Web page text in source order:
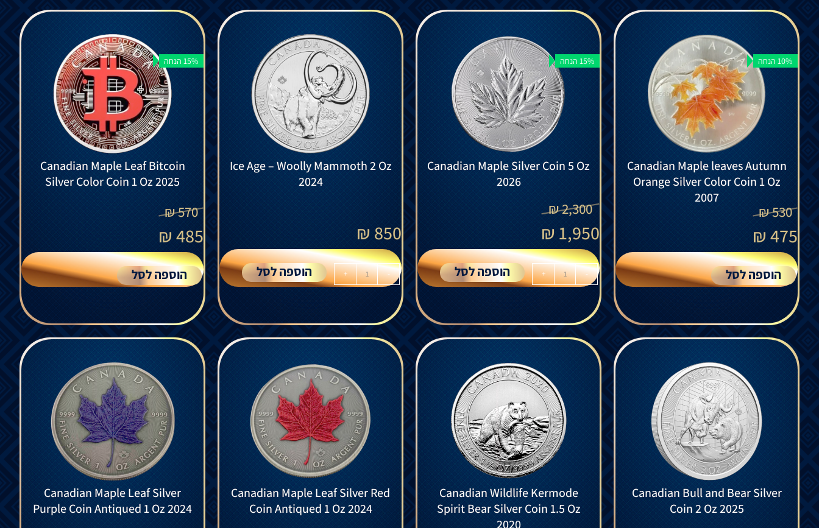
10% הנחה
Canadian Maple leaves Autumn
Orange Silver Color Coin 1 Oz
2007
530
₪
475
₪
הוספה לסל
15% הנחה
Canadian Maple Silver Coin 5 Oz
2026
2,300
₪
1,950
₪
-
+ הוספה לסל
Ice Age – Woolly Mammoth 2 Oz
2024
850
₪
-
+ הוספה לסל
15% הנחה
Canadian Maple Leaf Bitcoin
Silver Color Coin 1 Oz 2025
570
₪
485
₪
הוספה לסל
Canadian Bull and Bear Silver
Coin 2 Oz 2025
Canadian Wildlife Kermode
Spirit Bear Silver Coin 1.5 Oz
2020
Canadian Maple Leaf Silver Red
Coin Antiqued 1 Oz 2024
Canadian Maple Leaf Silver
Purple Coin Antiqued 1 Oz 2024